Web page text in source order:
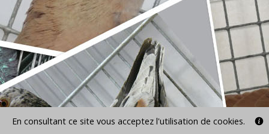
En consultant ce site vous acceptez l'utilisation de cookies.